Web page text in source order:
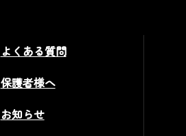
よくある質問
保護者様へ
お知らせ